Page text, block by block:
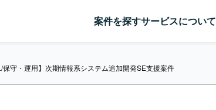
案件を探すサービスについて
保守・運用】次期情報系システム追加開発SE支援案件